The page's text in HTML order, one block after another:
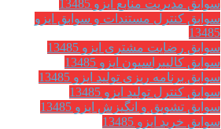
سوابق مدیریت منابع ایزو 13485
سوابق کنترل مستندات و سوابق ایزو
13485
سوابق رضایت مشتری ایزو 13485
سوابق كاليبراسيون ایزو 13485
سوابق برنامه ریزی تولید ایزو 13485
سوابق کنترل تولید ایزو 13485
سوابق تشویق و انگیزش ایزو 13485
سوابق خرید ایزو 13485